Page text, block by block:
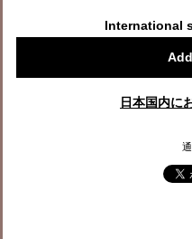
International
日本国内に